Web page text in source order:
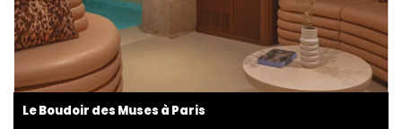
Le Boudoir des Muses à Paris